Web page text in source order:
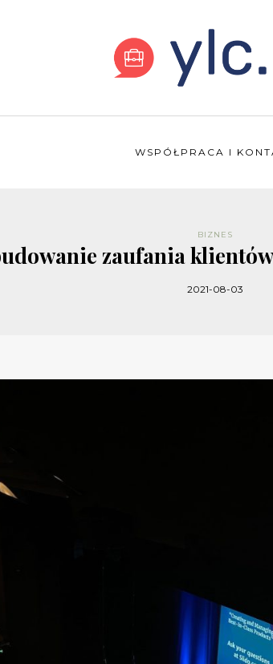
WSPÓŁPRACA I
BIZNES
zaufania
2021-08-03